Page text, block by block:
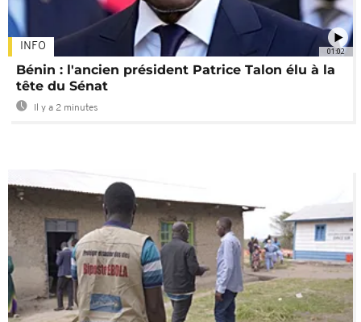
01:02
INFO
Bénin : l'ancien président Patrice Talon élu à la
tête du Sénat
Il y a 2 minutes